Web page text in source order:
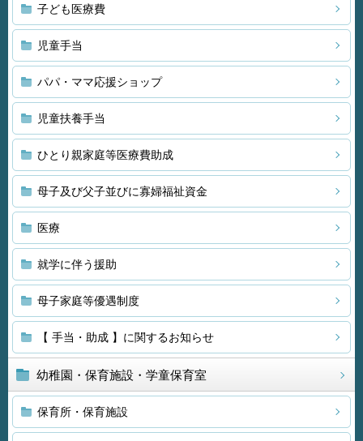
子ども医療費
児童手当
パパ・ママ応援ショップ
児童扶養手当
ひとり親家庭等医療費助成
母子及び父子並びに寡婦福祉資金
医療
就学に伴う援助
母子家庭等優遇制度
【 手当・助成 】に関するお知らせ
幼稚園・保育施設・学童保育室
保育所・保育施設